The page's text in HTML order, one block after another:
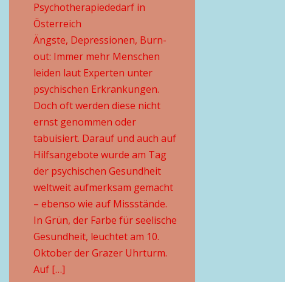
Psychotherapiededarf in
Österreich
Ängste, Depressionen, Burn-
out: Immer mehr Menschen
leiden laut Experten unter
psychischen Erkrankungen.
Doch oft werden diese nicht
ernst genommen oder
tabuisiert. Darauf und auch auf
Hilfsangebote wurde am Tag
der psychischen Gesundheit
weltweit aufmerksam gemacht
– ebenso wie auf Missstände.
In Grün, der Farbe für seelische
Gesundheit, leuchtet am 10.
Oktober der Grazer Uhrturm.
Auf […]